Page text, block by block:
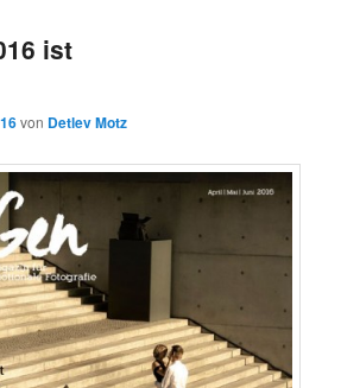
ist
von Detlev Motz